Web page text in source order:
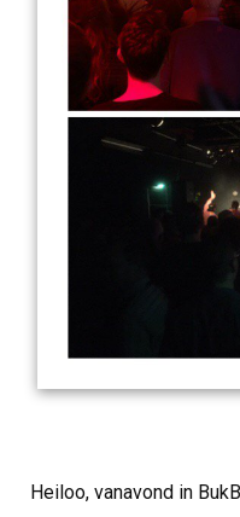
Heiloo, vanavond in